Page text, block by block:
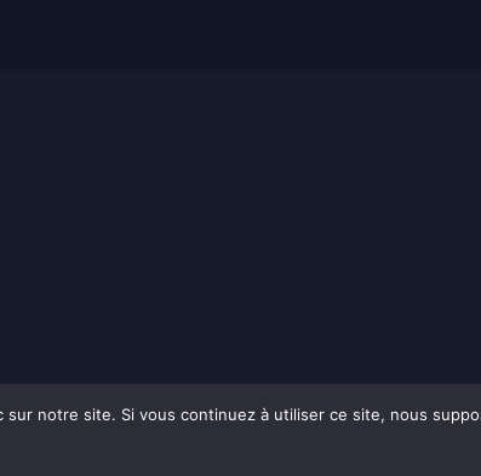
notre site. Si vous continuez à utiliser ce site, nous